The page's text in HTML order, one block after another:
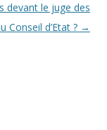
devant le juge des
Conseil d’Etat ? →